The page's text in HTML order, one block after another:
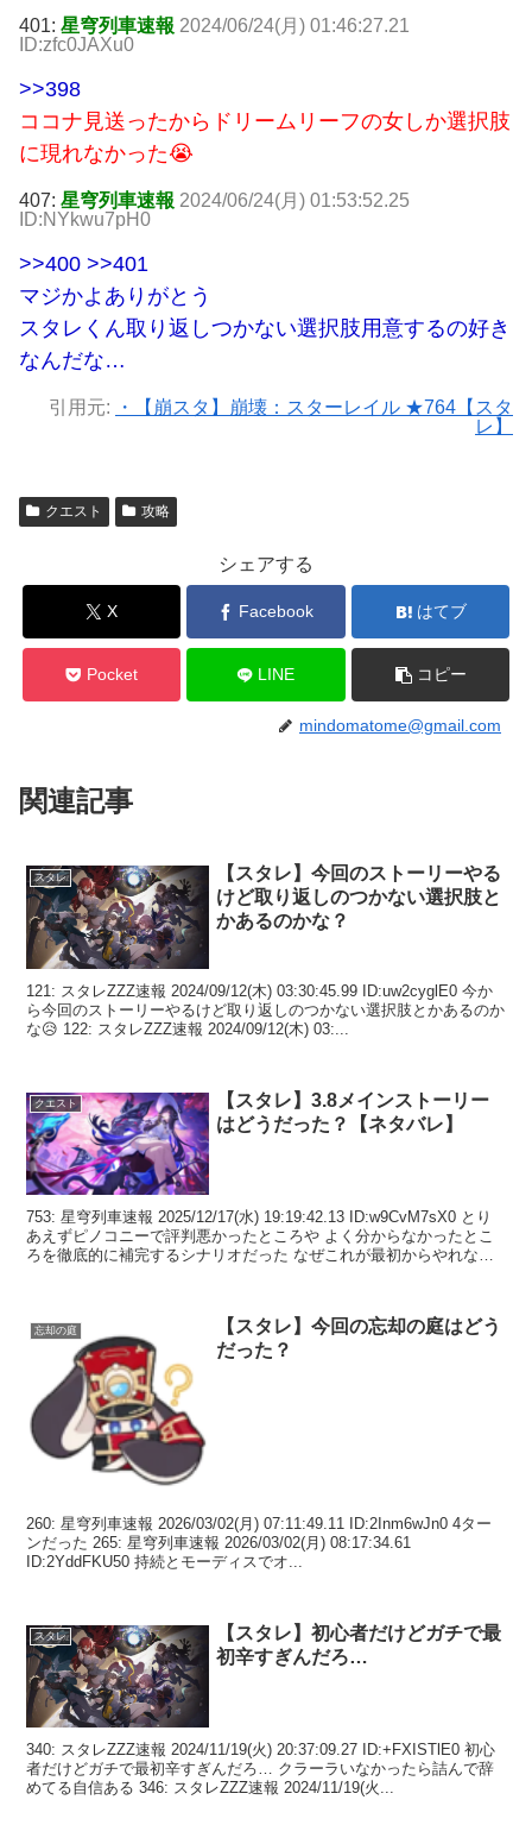
401: 星穹列車速報 2024/06/24(月) 01:46:27.21
ID:zfc0JAXu0
>>398
ココナ見送ったからドリームリーフの女しか選択肢
に現れなかった😭
407: 星穹列車速報 2024/06/24(月) 01:53:52.25
ID:NYkwu7pH0
>>400 >>401
マジかよありがとう
スタレくん取り返しつかない選択肢用意するの好き
なんだな…
引用元:
・【崩スタ】崩壊：スターレイル ★764【スタ
レ】
クエスト 攻略
シェアする
X Facebook はてブ
Pocket LINE コピー
mindomatome@gmail.com
関連記事
スタレ
【スタレ】今回のストーリーやる
けど取り返しのつかない選択肢と
かあるのかな？
121: スタレZZZ速報 2024/09/12(木) 03:30:45.99 ID:uw2cyglE0 今か
ら今回のストーリーやるけど取り返しのつかない選択肢とかあるのか
な😥 122: スタレZZZ速報 2024/09/12(木) 03:...
クエスト
【スタレ】3.8メインストーリー
はどうだった？【ネタバレ】
753: 星穹列車速報 2025/12/17(水) 19:19:42.13 ID:w9CvM7sX0 とり
あえずピノコニーで評判悪かったところや よく分からなかったとこ
ろを徹底的に補完するシナリオだった なぜこれが最初からやれなか
忘却の庭
【スタレ】今回の忘却の庭はどう
だった？
260: 星穹列車速報 2026/03/02(月) 07:11:49.11 ID:2Inm6wJn0 4ター
ンだった 265: 星穹列車速報 2026/03/02(月) 08:17:34.61
ID:2YddFKU50 持続とモーディスでオ...
スタレ
【スタレ】初心者だけどガチで最
初辛すぎんだろ…
340: スタレZZZ速報 2024/11/19(火) 20:37:09.27 ID:+FXISTlE0 初心
者だけどガチで最初辛すぎんだろ… クラーラいなかったら詰んで辞
めてる自信ある 346: スタレZZZ速報 2024/11/19(火...